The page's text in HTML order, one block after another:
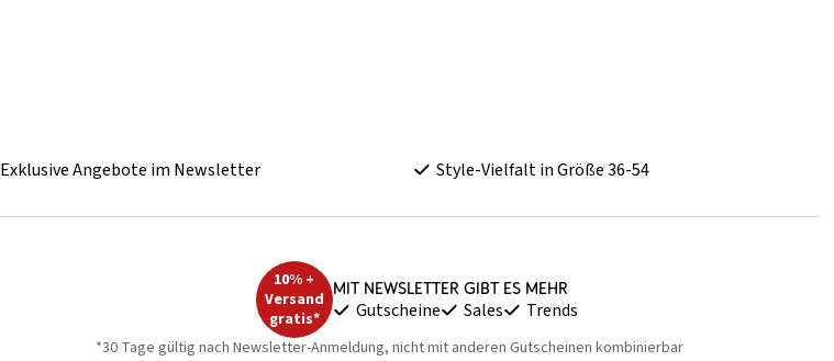
Exklusive Angebote im Newsletter Style-Vielfalt in Größe 36-54
10% +
Versand
gratis*
Mit Newsletter gibt es mehr
Gutscheine Sales Trends
*30 Tage gültig nach Newsletter-Anmeldung, nicht mit anderen Gutscheinen kombinierbar